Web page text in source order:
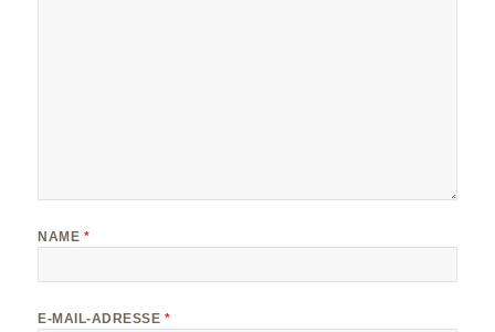
NAME *
E-MAIL-ADRESSE *